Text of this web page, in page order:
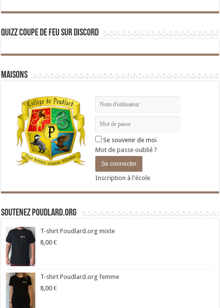
Quizz Coupe de Feu sur Discord
Maisons
Se souvenir de moi
Mot de passe oublié ?
Inscription à l'école
Soutenez Poudlard.org
T-shirt Poudlard.org mixte
8,00 €
T-shirt Poudlard.org femme
8,00 €